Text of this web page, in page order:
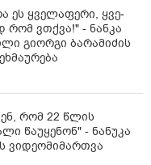
ეს ყვე­ლა­ფე­რი, ყვე­
ვთქვა!" - ნანკა
გიორგი ბარამიძის
რომ 22 წლის
წაუყენონ" - ნანუკა
ვიდეომიმართვა